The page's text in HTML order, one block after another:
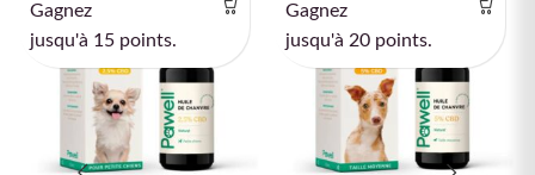
Gagnez
jusqu'à 15 points.
Gagnez
jusqu'à 20 points.